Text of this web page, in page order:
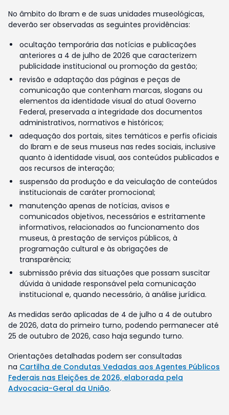
No âmbito do Ibram e de suas unidades museológicas,
deverão ser observadas as seguintes providências:
ocultação temporária das notícias e publicações
anteriores a 4 de julho de 2026 que caracterizem
publicidade institucional ou promoção da gestão;
revisão e adaptação das páginas e peças de
comunicação que contenham marcas, slogans ou
elementos da identidade visual do atual Governo
Federal, preservada a integridade dos documentos
administrativos, normativos e históricos;
adequação dos portais, sites temáticos e perfis oficiais
do Ibram e de seus museus nas redes sociais, inclusive
quanto à identidade visual, aos conteúdos publicados e
aos recursos de interação;
suspensão da produção e da veiculação de conteúdos
institucionais de caráter promocional;
manutenção apenas de notícias, avisos e
comunicados objetivos, necessários e estritamente
informativos, relacionados ao funcionamento dos
museus, à prestação de serviços públicos, à
programação cultural e às obrigações de
transparência;
submissão prévia das situações que possam suscitar
dúvida à unidade responsável pela comunicação
institucional e, quando necessário, à análise jurídica.
As medidas serão aplicadas de 4 de julho a 4 de outubro
de 2026, data do primeiro turno, podendo permanecer até
25 de outubro de 2026, caso haja segundo turno.
Orientações detalhadas podem ser consultadas
na Cartilha de Condutas Vedadas aos Agentes Públicos
Federais nas Eleições de 2026, elaborada pela
Advocacia-Geral da União.